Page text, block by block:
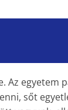
Az egyetem
sőt